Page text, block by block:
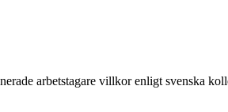
arbetstagare villkor enligt svenska